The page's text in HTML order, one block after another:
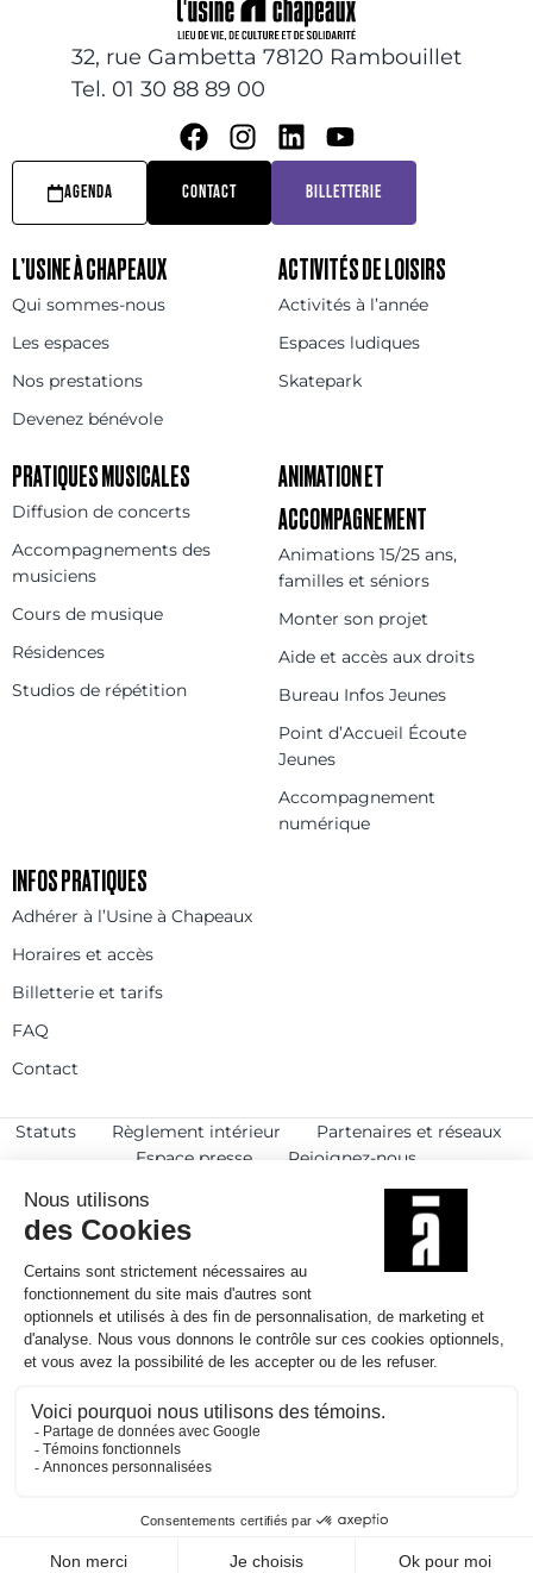
32, rue Gambetta 78120 Rambouillet
Tel. 01 30 88 89 00
AGENDA CONTACT BILLETTERIE
L’USINE À CHAPEAUX
Qui sommes-nous
Les espaces
Nos prestations
Devenez bénévole
ACTIVITÉS DE LOISIRS
Activités à l’année
Espaces ludiques
Skatepark
PRATIQUES MUSICALES
Diffusion de concerts
Accompagnements des
musiciens
Cours de musique
Résidences
Studios de répétition
ANIMATION ET
ACCOMPAGNEMENT
Animations 15/25 ans,
familles et séniors
Monter son projet
Aide et accès aux droits
Bureau Infos Jeunes
Point d’Accueil Écoute
Jeunes
Accompagnement
numérique
INFOS PRATIQUES
Adhérer à l’Usine à Chapeaux
Horaires et accès
Billetterie et tarifs
FAQ
Contact
Statuts Règlement intérieur
Partenaires et réseaux
Espace presse
Rejoignez-nous
Politique de confidentialité